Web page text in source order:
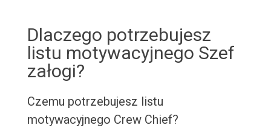
Dlaczego potrzebujesz
listu motywacyjnego Szef
załogi?
Czemu potrzebujesz listu
motywacyjnego Crew Chief?